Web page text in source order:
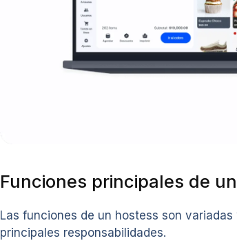
Funciones principales de
Las funciones de un hostess son
principales responsabilidades.